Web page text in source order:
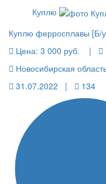
Куплю
Куплю ферросплавы [Б/
Цена: 3 000 руб. |
Новосибирская
31.07.2022 |
134